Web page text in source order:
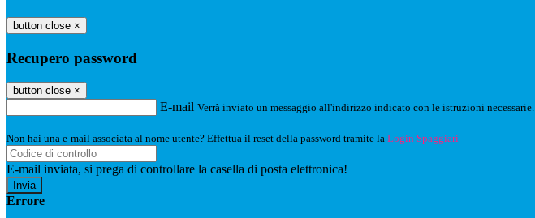
button close ×
Recupero password
button close ×
E-mail Verrà inviato un messaggio all'indirizzo indicato con le istruzioni necessarie.
Non hai una e-mail associata al nome utente? Effettua il reset della password tramite la Login Spaggiari
E-mail inviata, si prega di controllare la casella di posta elettronica!
Errore